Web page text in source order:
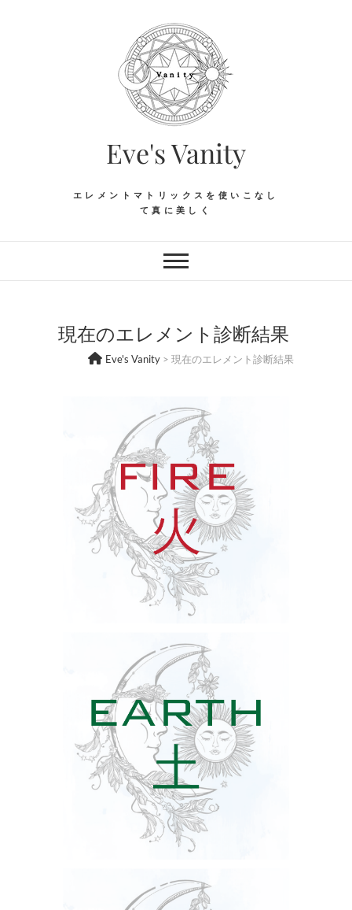
Eve's Vanity
エレメントマトリックスを使いこなし
て真に美しく
現在のエレメント診断結果
Eve's Vanity > 現在のエレメント診断結果